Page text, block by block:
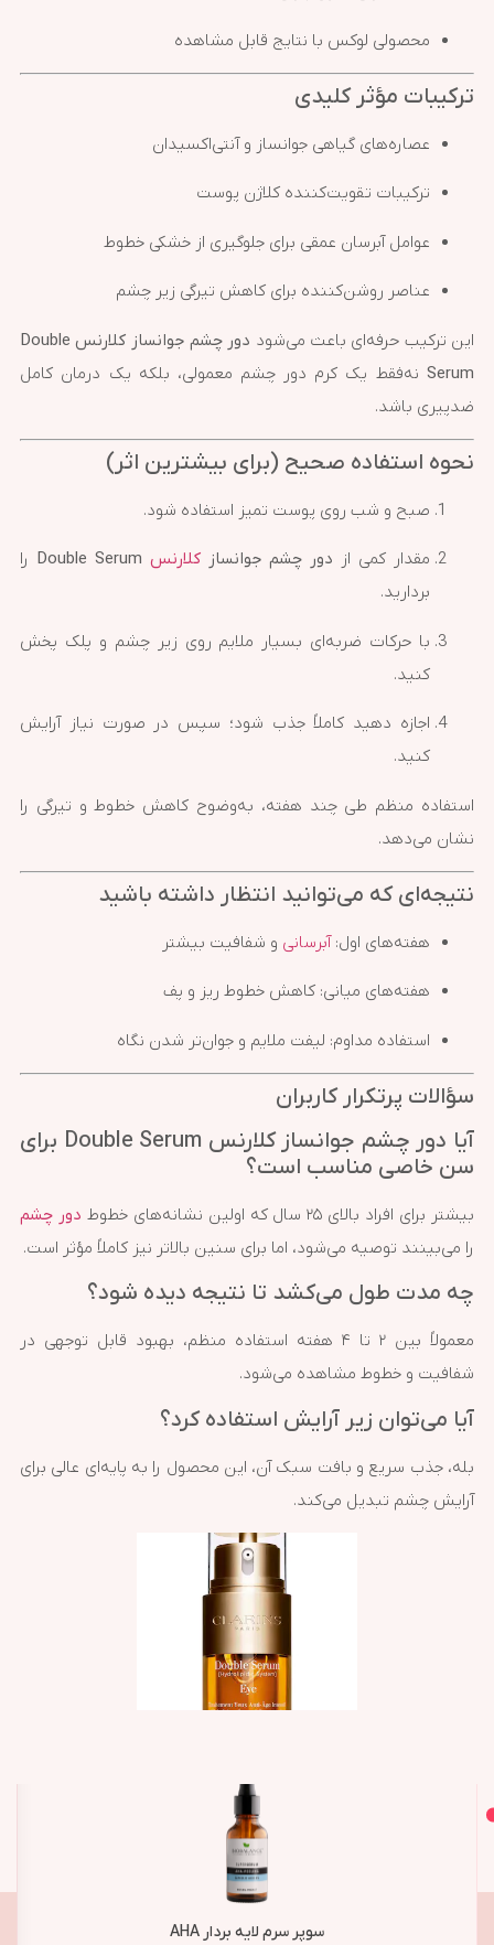
محصولی لوکس با نتایج قابل مشاهده
ترکیبات مؤثر کلیدی
عصاره‌های گیاهی جوانساز و آنتی‌اکسیدان
ترکیبات تقویت‌کننده کلاژن پوست
عوامل آبرسان عمقی برای جلوگیری از خشکی خطوط
عناصر روشن‌کننده برای کاهش تیرگی زیر چشم
این ترکیب حرفه‌ای باعث می‌شود
دور چشم جوانساز کلارنس Double
Serum نه‌فقط یک کرم دور چشم معمولی، بلکه یک درمان کامل
ضدپیری باشد.
نحوه استفاده صحیح (برای بیشترین اثر)
صبح و شب روی پوست تمیز استفاده شود.
مقدار کمی از دور چشم جوانسازکلارنس
را
بردارید.
با حرکات ضربه‌ای بسیار ملایم روی زیر چشم و پلک پخش
کنید.
اجازه دهید کاملاً جذب شود؛ سپس در صورت نیاز آرایش
کنید.
استفاده منظم طی چند هفته، به‌وضوح کاهش خطوط و تیرگی را
نشان می‌دهد.
نتیجه‌ای که می‌توانید انتظار داشته باشید
هفته‌های اول:آبرسانی و شفافیت بیشتر
هفته‌های میانی: کاهش خطوط ریز و پف
استفاده مداوم: لیفت ملایم و جوان‌تر شدن نگاه
سؤالات پرتکرار کاربران
آیا دور چشم جوانساز کلارنس Double Serum برای
سن خاصی مناسب است؟
بیشتر برای افراد بالای ۲۵ سال که اولین نشانه‌های خطوط
دور چشم
را می‌بینند توصیه می‌شود، اما برای سنین بالاتر نیز کاملاً مؤثر است.
چه مدت طول می‌کشد تا نتیجه دیده شود؟
معمولاً بین ۲ تا ۴ هفته استفاده منظم، بهبود قابل توجهی در
شفافیت و خطوط مشاهده می‌شود.
آیا می‌توان زیر آرایش استفاده کرد؟
بله، جذب سریع و بافت سبک آن، این محصول را به پایه‌ای عالی برای
آرایش چشم تبدیل می‌کند.
اصل و اورجینال
محصولات مشابه
سوپر سرم لایه بردار AHA